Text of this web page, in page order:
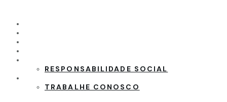
RESPONSABILIDADE SOCIAL
TRABALHE CONOSCO